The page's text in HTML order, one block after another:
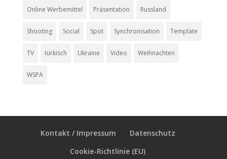
Online Werbemittel Präsentation Russland
Shooting Social Spot Synchronisation Template
TV türkisch Ukraine Video Weihnachten
WSPA
Kontakt / Impressum
Datenschutz
Cookie-Richtlinie (EU)